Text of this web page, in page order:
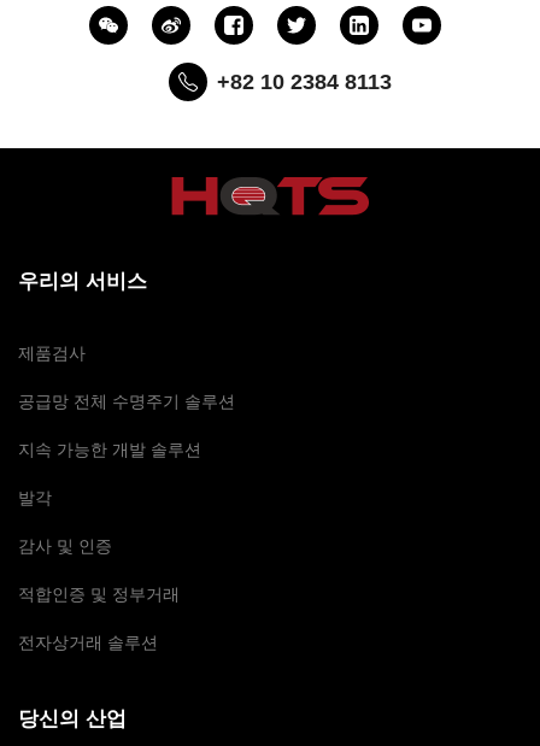
+82 10 2384 8113
우리의 서비스
제품검사
공급망 전체 수명주기 솔루션
지속 가능한 개발 솔루션
발각
감사 및 인증
적합인증 및 정부거래
전자상거래 솔루션
당신의 산업